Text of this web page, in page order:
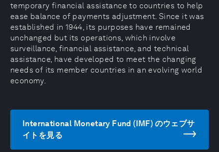
temporary financial assistance to countries to help
ease balance of payments adjustment. Since it was
established in 1944, its purposes have remained
unchanged but its operations, which involve
surveillance, financial assistance, and technical
assistance, have developed to meet the changing
needs of its member countries in an evolving world
economy.
International Monetary Fund (IMF) のウェブサ
イトを見る